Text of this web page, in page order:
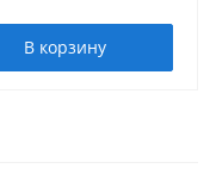
В корзину